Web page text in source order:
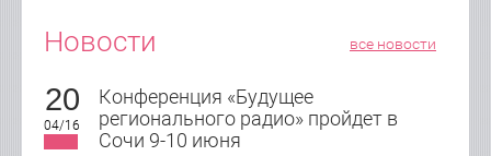
Новости все новости
20
04/16
Конференция «Будущее
регионального радио» пройдет в
Сочи 9-10 июня